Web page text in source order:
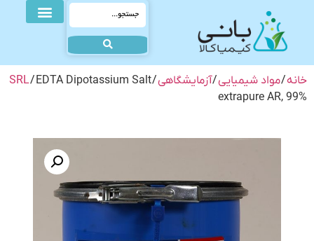
خانه/مواد شیمیایی/آزمایشگاهی/
SRL/ EDTA Dipotassium Salt
extrapure AR, 99%